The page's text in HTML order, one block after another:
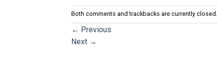
Both comments and trackbacks are currently closed.
← Previous
Next →